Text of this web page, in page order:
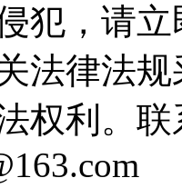
犯，请
法律法
权利。